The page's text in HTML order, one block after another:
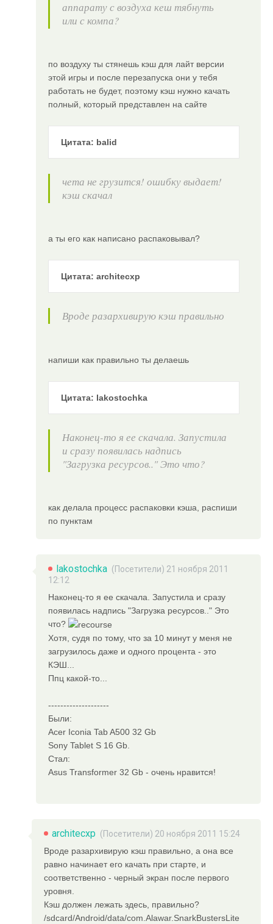
аппарату с воздуха кеш тябнуть
или с компа?
по воздуху ты стянешь кэш для лайт версии
этой игры и после перезапуска они у тебя
работать не будет, поэтому кэш нужно качать
полный, который представлен на сайте
Цитата: balid
чета не грузится! ошибку выдает!
кэш скачал
а ты его как написано распаковывал?
Цитата: architecxp
Вроде разархивирую кэш правильно
напиши как правильно ты делаешь
Цитата: lakostochka
Наконец-то я ее скачала. Запустила
и сразу появилась надпись
"Загрузка ресурсов.." Это что?
как делала процесс распаковки кэша, распиши
по пунктам
lakostochka (Посетители) 21 ноября 2011
12:12
Наконец-то я ее скачала. Запустила и сразу
появилась надпись "Загрузка ресурсов.." Это
что?
Хотя, судя по тому, что за 10 минут у меня не
загрузилось даже и одного процента - это
КЭШ...
Ппц какой-то...
--------------------
Были:
Acer Iconia Tab A500 32 Gb
Sony Tablet S 16 Gb.
Стал:
Asus Transformer 32 Gb - очень нравится!
architecxp (Посетители) 20 ноября 2011 15:24
Вроде разархивирую кэш правильно, а она все
равно начинает его качать при старте, и
соответственно - черный экран после первого
уровня.
Кэш должен лежать здесь, правильно?
/sdcard/Android/data/com.Alawar.SnarkBustersLite